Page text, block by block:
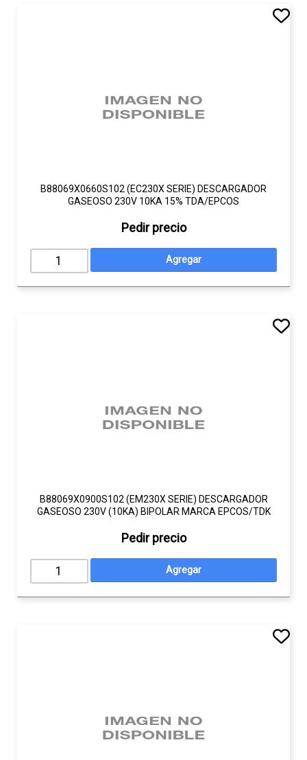
B88069X0660S102 (EC230X SERIE) DESCARGADOR
GASEOSO 230V 10KA 15% TDA/EPCOS
Pedir precio
B88069X0900S102 (EM230X SERIE) DESCARGADOR
GASEOSO 230V (10KA) BIPOLAR MARCA EPCOS/TDK
Pedir precio